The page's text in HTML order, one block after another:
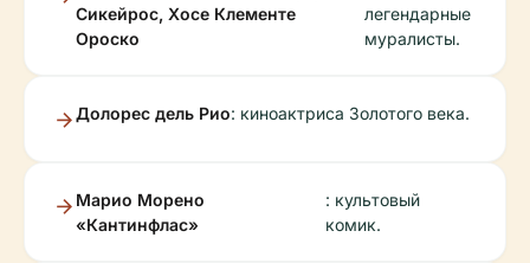
Сикейрос, Хосе Клементе
Ороско
легендарные
муралисты.
Долорес дель Рио: киноактриса Золотого века.
Марио Морено
«Кантинфлас»
: культовый
комик.